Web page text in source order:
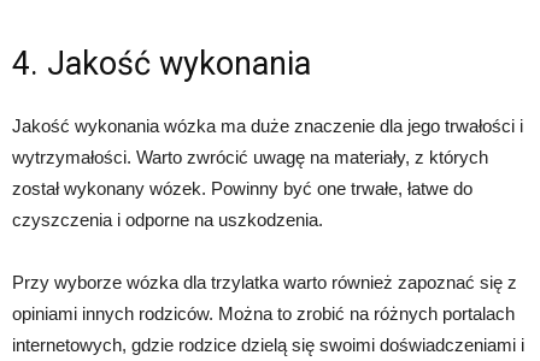
4. Jakość wykonania
Jakość wykonania wózka ma duże znaczenie dla jego trwałości i
wytrzymałości. Warto zwrócić uwagę na materiały, z których
został wykonany wózek. Powinny być one trwałe, łatwe do
czyszczenia i odporne na uszkodzenia.
Przy wyborze wózka dla trzylatka warto również zapoznać się z
opiniami innych rodziców. Można to zrobić na różnych portalach
internetowych, gdzie rodzice dzielą się swoimi doświadczeniami i